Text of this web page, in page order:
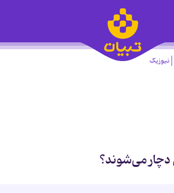
نیوزیک
دچار می‌شوند؟